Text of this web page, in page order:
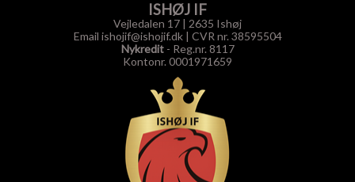
ISHØJ IF
Vejledalen 17 | 2635 Ishøj
Email ishojif@ishojif.dk | CVR nr. 38595504
Nykredit- Reg.nr. 8117
Kontonr. 0001971659